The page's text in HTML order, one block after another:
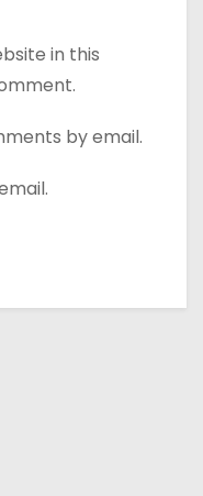
in this
by email.